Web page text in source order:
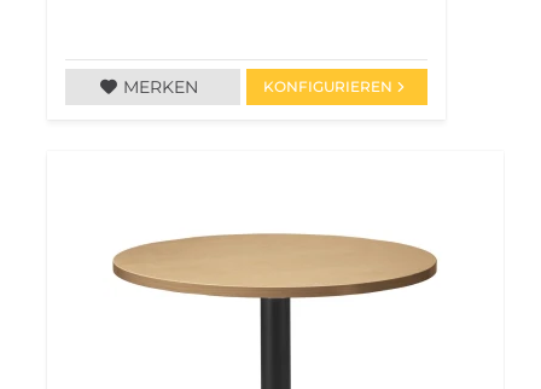
MERKEN KONFIGURIEREN